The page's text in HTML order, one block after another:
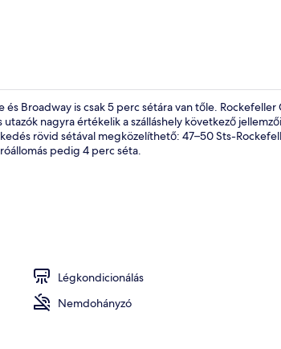
Broadway is csak 5 perc sétára van tőle. Rockefeller
nagyra értékelik a szálláshely következő
rövid sétával megközelíthető: 47–50 Sts-
pedig 4 perc séta.
Légkondicionálás
Nemdohányzó